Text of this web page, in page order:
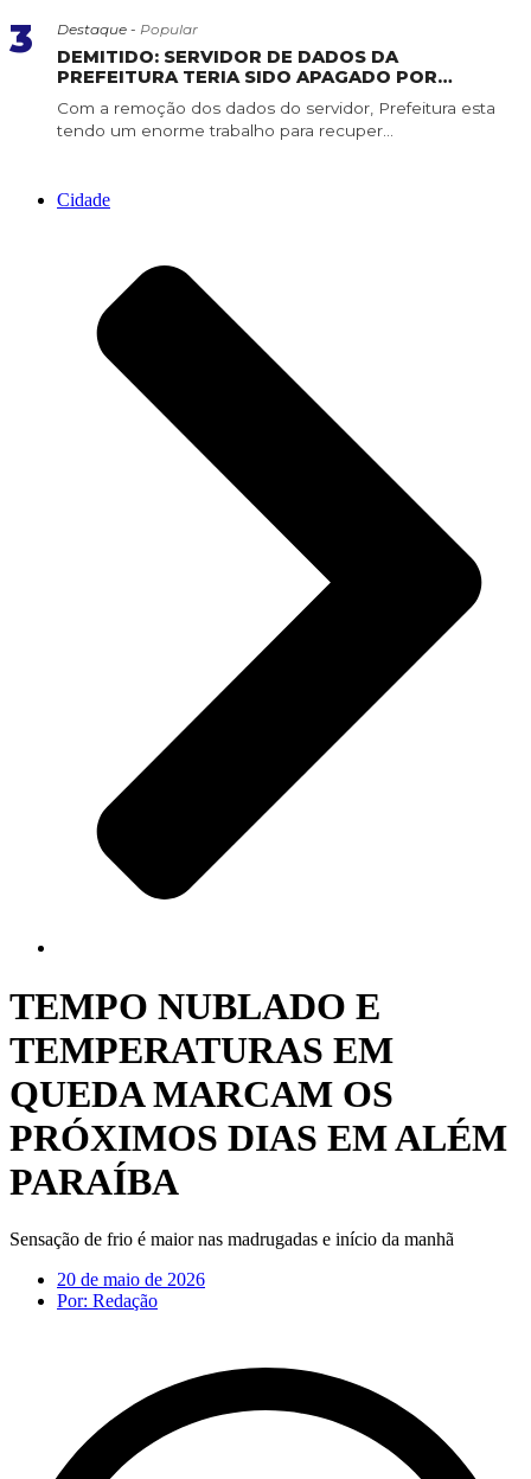
3 Destaque - Popular
DEMITIDO: SERVIDOR DE DADOS DA
PREFEITURA TERIA SIDO APAGADO POR
SERVIDOR DE CONFIANÇA
Com a remoção dos dados do servidor, Prefeitura esta
tendo um enorme trabalho para recuper...
Cidade
TEMPO NUBLADO E
TEMPERATURAS EM
QUEDA MARCAM OS
PRÓXIMOS DIAS EM ALÉM
PARAÍBA
Sensação de frio é maior nas madrugadas e início da manhã
20 de maio de 2026
Por: Redação